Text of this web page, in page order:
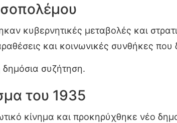
κυβερνητικές μεταβολές και
και κοινωνικές συνθήκες
δημόσια συζήτηση.
του 1935
κίνημα και προκηρύχθηκε νέο